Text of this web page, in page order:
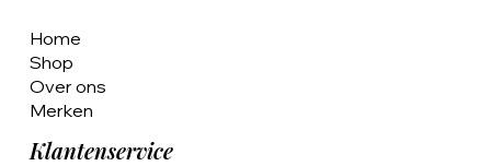
Home
Shop
Over ons
Merken
Klantenservice